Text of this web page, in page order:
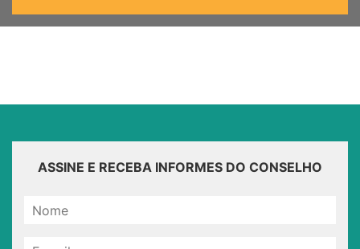
ASSINE E RECEBA INFORMES DO CONSELHO